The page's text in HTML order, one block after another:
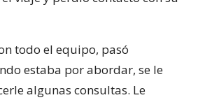
todo el equipo, pasó
estaba por abordar, se le
algunas consultas. Le